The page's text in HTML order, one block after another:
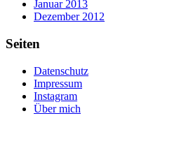
Januar 2013
Dezember 2012
Seiten
Datenschutz
Impressum
Instagram
Über mich